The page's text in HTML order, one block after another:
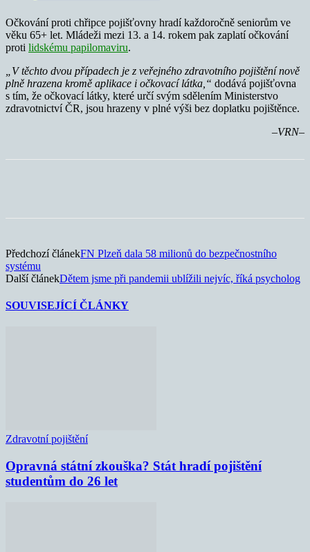
Očkování proti chřipce pojišťovny hradí každoročně seniorům ve
věku 65+ let. Mládeži mezi 13. a 14. rokem pak zaplatí očkování
proti lidskému papilomaviru.
„V těchto dvou případech je z veřejného zdravotního pojištění nově
plně hrazena kromě aplikace i očkovací látka,“ dodává pojišťovna
s tím, že očkovací látky, které určí svým sdělením Ministerstvo
zdravotnictví ČR, jsou hrazeny v plné výši bez doplatku pojištěnce.
–VRN–
Předchozí článekFN Plzeň dala 58 milionů do bezpečnostního
systému
Další článekDětem jsme při pandemii ublížili nejvíc, říká psycholog
SOUVISEJÍCÍ ČLÁNKY
Zdravotní pojištění
Opravná státní zkouška? Stát hradí pojištění
studentům do 26 let